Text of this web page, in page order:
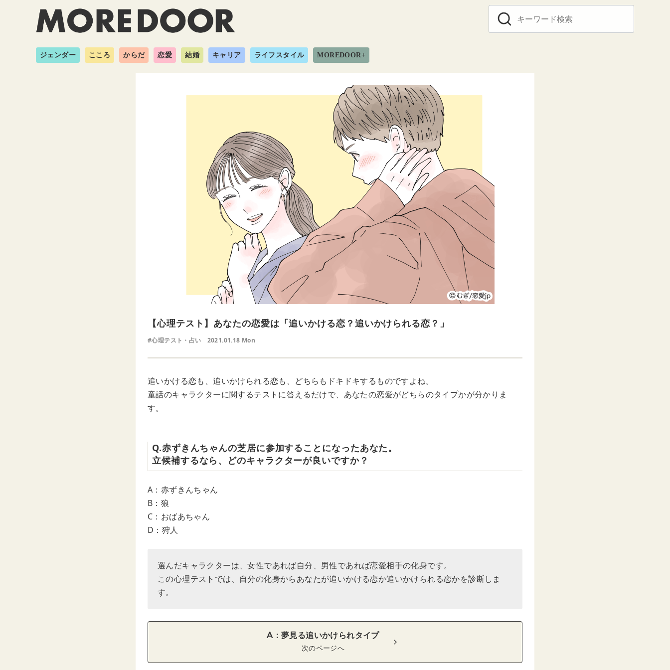
ジェンダー こころ からだ 恋愛 結婚 キャリア ライフスタイル MOREDOOR+
【心理テスト】あなたの恋愛は「追いかける恋？追いかけられる恋？」
#心理テスト・占い 2021.01.18 Mon
追いかける恋も、追いかけられる恋も、どちらもドキドキするものですよね。
童話のキャラクターに関するテストに答えるだけで、あなたの恋愛がどちらのタイプかが分かりま
す。
Q.赤ずきんちゃんの芝居に参加することになったあなた。
立候補するなら、どのキャラクターが良いですか？
A：赤ずきんちゃん
B：狼
C：おばあちゃん
D：狩人
選んだキャラクターは、女性であれば自分、男性であれば恋愛相手の化身です。
この心理テストでは、自分の化身からあなたが追いかける恋か追いかけられる恋かを診断しま
す。
A：夢見る追いかけられタイプ
次のページへ